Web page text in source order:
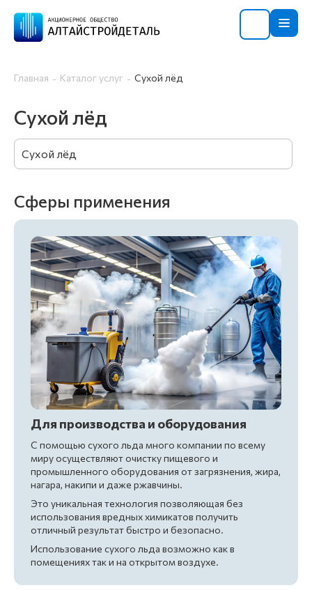
Главная Каталог услуг Сухой лёд
Сухой лёд
Сухой лёд
Сферы применения
Для производства и оборудования
С помощью сухого льда много компании по всему
миру осуществляют очистку пищевого и
промышленного оборудования от загрязнения, жира,
нагара, накипи и даже ржавчины.
Это уникальная технология позволяющая без
использования вредных химикатов получить
отличный результат быстро и безопасно.
Использование сухого льда возможно как в
помещениях так и на открытом воздухе.